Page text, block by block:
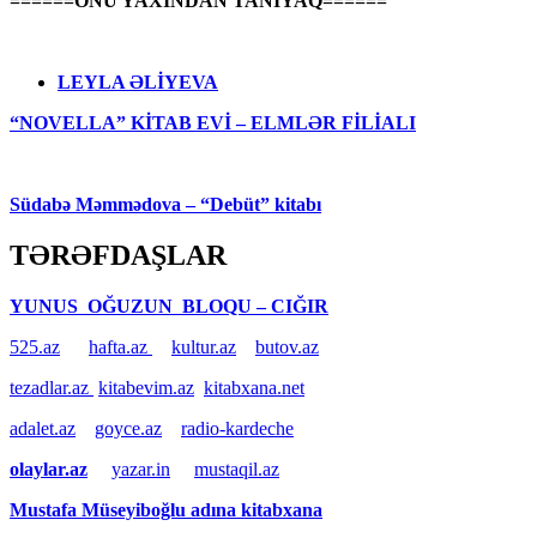
LEYLA ƏLİYEVA
“NOVELLA” KİTAB EVİ – ELMLƏR FİLİALI
Südabə Məmmədova – “Debüt” kitabı
TƏRƏFDAŞLAR
YUNUS OĞUZUN BLOQU – CIĞIR
525.az
hafta.az kultur.az
butov.az
tezadlar.az kitabevim.az kitabxana.net
adalet.az
goyce.az
radio-kardeche
olaylar.az
yazar.in
mustaqil.az
Mustafa Müseyiboğlu adına kitabxana